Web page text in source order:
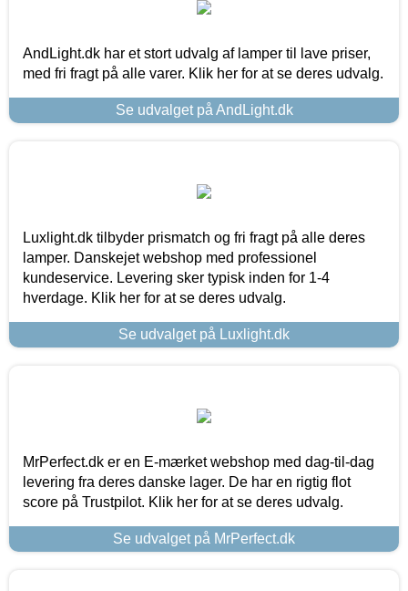
AndLight.dk har et stort udvalg af lamper til lave priser,
med fri fragt på alle varer. Klik her for at se deres udvalg.
Se udvalget på AndLight.dk
Luxlight.dk tilbyder prismatch og fri fragt på alle deres
lamper. Danskejet webshop med professionel
kundeservice. Levering sker typisk inden for 1-4
hverdage. Klik her for at se deres udvalg.
Se udvalget på Luxlight.dk
MrPerfect.dk er en E-mærket webshop med dag-til-dag
levering fra deres danske lager. De har en rigtig flot
score på Trustpilot. Klik her for at se deres udvalg.
Se udvalget på MrPerfect.dk